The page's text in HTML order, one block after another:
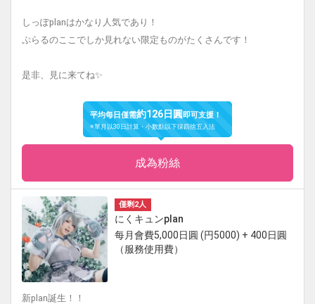
しっぽplanはかなり人気であり！
ぷらるのここでしか見れない限定ものがたくさんです！
是非、見に来てね✨
平均每日僅需約126日圓即可支援！
※單月以30日計算・小數點以下採四捨五入法
成為粉絲
僅剩2人
にくキュンplan
每月會費5,000日圓 (円5000) + 400日圓
（服務使用費）
新plan誕生！！